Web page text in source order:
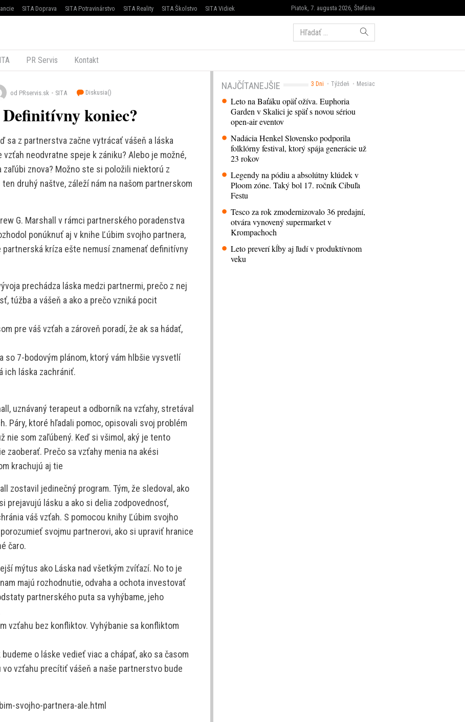
Piatok, 7. augusta 2026, Štefánia
SITA Doprava SITA Potravinárstvo SITA Reality SITA Školstvo SITA Vidiek
Hľadať:
PR Servis Kontakt
od PRservis.sk SITA Diskusia()
koniec?
sa z partnerstva začne vytrácať vášeň a láska
vzťah neodvratne speje k zániku? Alebo je možné,
znova? Možno ste si položili niektorú z
druhý naštve, záleží nám na našom partnerskom
G. Marshall v rámci partnerského poradenstva
ponúknuť aj v knihe Ľúbim svojho partnera,
partnerská kríza ešte nemusí znamenať definitívny
prechádza láska medzi partnermi, prečo z nej
túžba a vášeň a ako a prečo vzniká pocit
pre váš vzťah a zároveň poradí, že ak sa hádať,
so 7-bodovým plánom, ktorý vám hlbšie vysvetlí
ich láska zachrániť.
uznávaný terapeut a odborník na vzťahy, stretával
Páry, ktoré hľadali pomoc, opisovali svoj problém
nie som zaľúbený. Keď si všimol, aký je tento
zaoberať. Prečo sa vzťahy menia na akési
krachujú aj tie
zostavil jedinečný program. Tým, že sledoval, ako
prejavujú lásku a ako si delia zodpovednosť,
váš vzťah. S pomocou knihy Ľúbim svojho
svojmu partnerovi, ako si upraviť hranice
čaro.
mýtus ako Láska nad všetkým zvíťazí. No to je
majú rozhodnutie, odvaha a ochota investovať
partnerského puta sa vyhýbame, jeho
vzťahu bez konfliktov. Vyhýbanie sa konfliktom
o láske vedieť viac a chápať, ako sa časom
vzťahu precítiť vášeň a naše partnerstvo bude
svojho-partnera-ale.html
3 Dni Týždeň Mesiac
NAJČÍTANEJŠIE
Leto na Baťáku opäť ožíva. Euphoria
Garden v Skalici je späť s novou sériou
open-air eventov
Nadácia Henkel Slovensko podporila
folklórny festival, ktorý spája generácie už
23 rokov
Legendy na pódiu a absolútny klúdek v
Ploom zóne. Taký bol 17. ročník Cibuľa
Festu
Tesco za rok zmodernizovalo 36 predajní,
otvára vynovený supermarket v
Krompachoch
Leto preverí kĺby aj ľudí v produktívnom
veku